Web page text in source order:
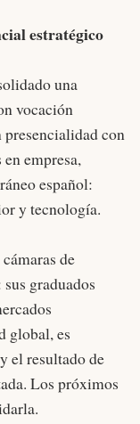
estratégico
una
vocación
con
empresa,
español:
y tecnología.
de
graduados
global, es
el resultado de
Los próximos